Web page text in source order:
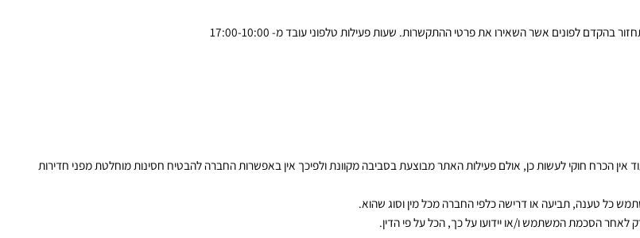
לשילוח כגון נזק שנגרם למוצר תוך כדי השילוח על ידי חברת השליחויות ו/או עיכוב באספקת המוצר שתלויה בשליחים וכיוצא בזה.
ו/או אחר לרבות בכל נושא אחר לרבות פגם בייצור ו/או איכות המוצר.